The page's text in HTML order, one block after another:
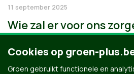
11 september 2025
Wie zal er voor ons
Cookies op groen-
Groen gebruikt functionele en